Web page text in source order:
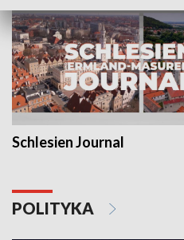
Schlesien Journal
POLITYKA